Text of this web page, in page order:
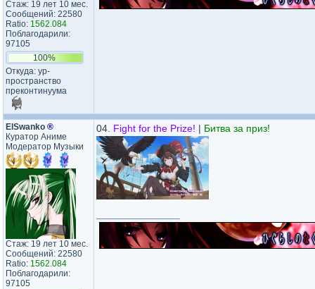
Стаж: 19 лет 10 мес.
Сообщений: 22580
Ratio: 1562.084
Поблагодарили:
97105
100%
Откуда: ур-
пространство
преконтинуума
ElSwanko ®
Куратор Аниме
Модератор Музыки
Стаж: 19 лет 10 мес.
Сообщений: 22580
Ratio: 1562.084
Поблагодарили:
97105
04. Fight for the Prize! | Битва за приз!